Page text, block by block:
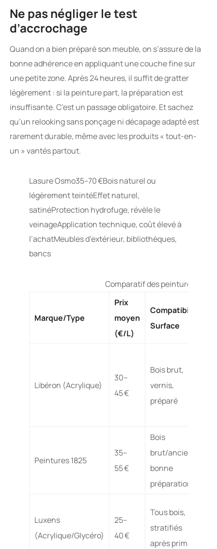
Ne pas négliger le test
d’accrochage
Quand on a bien préparé son meuble, on s’assure de la
bonne adhérence en appliquant une couche fine sur
une petite zone. Après 24 heures, il suffit de gratter
légèrement : si la peinture part, la préparation est
insuffisante. C’est un passage obligatoire. Et sachez
qu’un relooking sans ponçage ni décapage adapté est
rarement durable, même avec les produits « tout-en-
un » vantés partout.
Lasure Osmo35–70 €Bois naturel ou
légèrement teintéEffet naturel,
satinéProtection hydrofuge, révèle le
veinageApplication technique, coût élevé à
l’achatMeubles d’extérieur, bibliothèques,
bancs
Comparatif des peintures et
Marque/Type
Prix
moyen
(€/L)
Compatibilité
Surface
Libéron (Acrylique)
30–
45 €
Bois brut,
vernis,
préparé
Peintures 1825
35–
55 €
Bois
brut/ancien,
bonne
préparation
Luxens
(Acrylique/Glycéro)
25–
40 €
Tous bois,
stratifiés
après primaire